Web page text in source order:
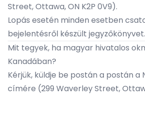
Street, Ottawa, ON K2P 0V9).
Lopás esetén minden esetben
bejelentésről készült jegyzőkönyvet.
Mit tegyek, ha magyar hivatalos
Kanadában?
Kérjük, küldje be postán a postán a
címére (299 Waverley Street,